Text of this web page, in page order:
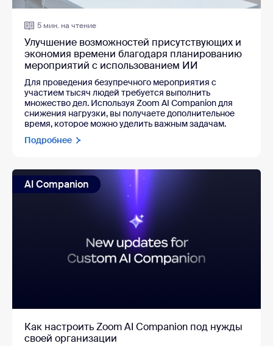
5 мин. на чтение
Улучшение возможностей присутствующих и
экономия времени благодаря планированию
мероприятий с использованием ИИ
Для проведения безупречного мероприятия с
участием тысяч людей требуется выполнить
множество дел. Используя Zoom AI Companion для
снижения нагрузки, вы получаете дополнительное
время, которое можно уделить важным задачам.
Подробнее
AI Companion
Как настроить Zoom AI Companion под нужды
своей организации